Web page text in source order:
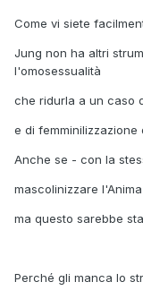
Come vi siete
Jung non ha altri
l'omosessualità
che ridurla a un caso
e di femminilizzazione
Anche se - con la
mascolinizzare
ma questo sarebbe
Perché gli manca lo